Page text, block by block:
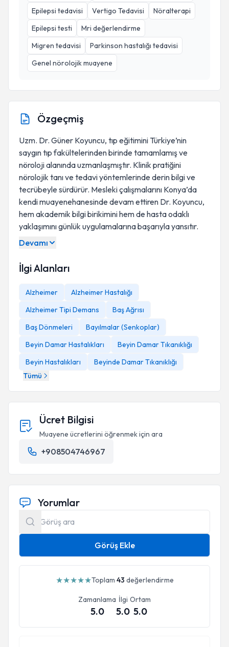
Epilepsi tedavisi
Vertigo Tedavisi
Nöralterapi
Epilepsi testi
Mri değerlendirme
Migren tedavisi
Parkinson hastalığı tedavisi
Genel nörolojik muayene
Özgeçmiş
Uzm. Dr. Güner Koyuncu, tıp eğitimini Türkiye’nin
saygın tıp fakültelerinden birinde tamamlamış ve
nöroloji alanında uzmanlaşmıştır. Klinik pratiğini
nörolojik tanı ve tedavi yöntemlerinde derin bilgi ve
tecrübeyle sürdürür. Mesleki çalışmalarını Konya’da
kendi muayenehanesinde devam ettiren Dr. Koyuncu,
hem akademik bilgi birikimini hem de hasta odaklı
yaklaşımını günlük uygulamalarına başarıyla yansıtır.
Devamı
İlgi Alanları
Alzheimer
Alzheimer Hastalığı
Alzheimer Tipi Demans
Baş Ağrısı
Baş Dönmeleri
Bayılmalar (Senkoplar)
Beyin Damar Hastalıkları
Beyin Damar Tıkanıklığı
Beyin Hastalıkları
Beyinde Damar Tıkanıklığı
Tümü
Ücret Bilgisi
Muayene ücretlerini öğrenmek için ara
+908504746967
Yorumlar
Görüş Ekle
★★★★★Toplam 43 değerlendirme
Zamanlama
5.0
İlgi
5.0
Ortam
5.0